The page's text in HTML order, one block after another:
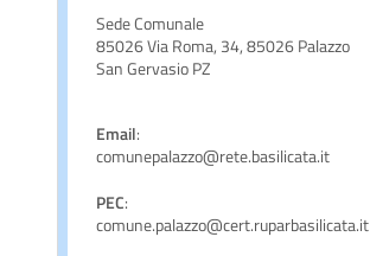
Sede Comunale
85026 Via Roma, 34, 85026 Palazzo
San Gervasio PZ
Email:
comunepalazzo@rete.basilicata.it
PEC:
comune.palazzo@cert.ruparbasilicata.it